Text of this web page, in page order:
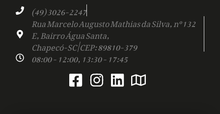
(49) 3026-2247
Rua Marcelo Augusto Mathias da Silva, nº 132
E, Bairro Água Santa,
Chapecó-SC | CEP: 89810-379
08:00 - 12:00, 13:30 - 17:45